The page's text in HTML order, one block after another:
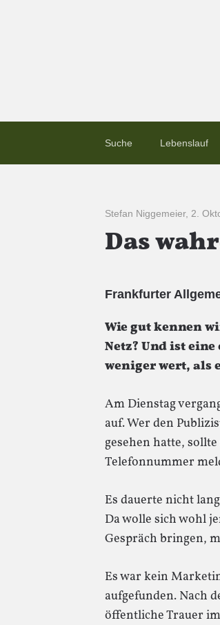
Suche Lebenslauf
Stefan Niggemeier, 2.
Das
Frankfurter
Wie gut kennen
Netz? Und ist
weniger wert, als
Am Dienstag
auf. Wer den
gesehen hatte,
Telefonnummer
Es dauerte nicht
Da wolle sich wohl
Gespräch bringen,
Es war kein
aufgefunden. Nach
öffentliche Trauer